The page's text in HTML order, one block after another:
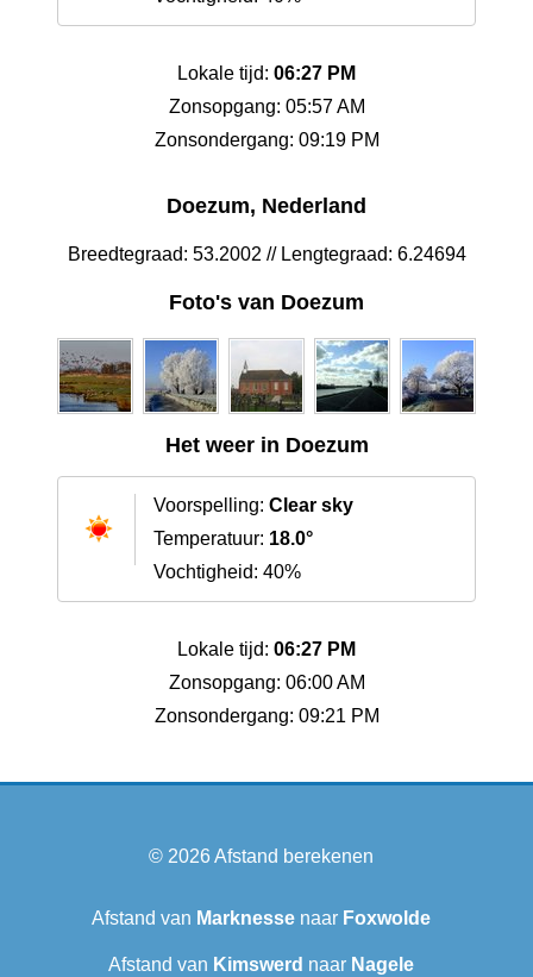
Lokale tijd: 06:27 PM
Zonsopgang: 05:57 AM
Zonsondergang: 09:19 PM
Doezum, Nederland
Breedtegraad: 53.2002 // Lengtegraad: 6.24694
Foto's van Doezum
Het weer in Doezum
Voorspelling: Clear sky
Temperatuur: 18.0°
Vochtigheid: 40%
Lokale tijd: 06:27 PM
Zonsopgang: 06:00 AM
Zonsondergang: 09:21 PM
© 2026Afstand berekenen
Afstand van Marknessenaar Foxwolde
Afstand van Kimswerd naar Nagele